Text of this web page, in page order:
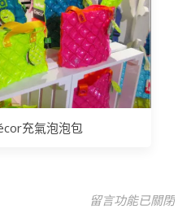
充氣泡泡包
在〈新年快樂，
留言功能已關閉